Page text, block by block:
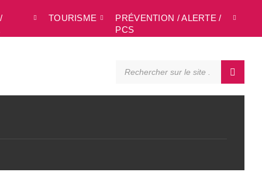
TOURISME
PRÉVENTION / ALERTE /
PCS